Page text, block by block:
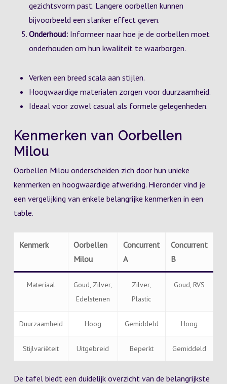
gezichtsvorm past. Langere oorbellen kunnen
bijvoorbeeld een slanker effect geven.
Onderhoud:Informeer naar hoe je de oorbellen moet
onderhouden om hun kwaliteit te waarborgen.
Verken een breed scala aan stijlen.
Hoogwaardige materialen zorgen voor duurzaamheid.
Ideaal voor zowel casual als formele gelegenheden.
Kenmerken van Oorbellen
Milou
Oorbellen Milou onderscheiden zich door hun unieke
kenmerken en hoogwaardige afwerking. Hieronder vind je
een vergelijking van enkele belangrijke kenmerken in een
table.
Kenmerk
Oorbellen
Milou
Concurrent
A
Concurrent
B
Materiaal
Goud, Zilver,
Edelstenen
Zilver,
Plastic
Goud, RVS
Duurzaamheid Hoog Gemiddeld Hoog
Stijlvariëteit Uitgebreid Beperkt Gemiddeld
De tafel biedt een duidelijk overzicht van de belangrijkste